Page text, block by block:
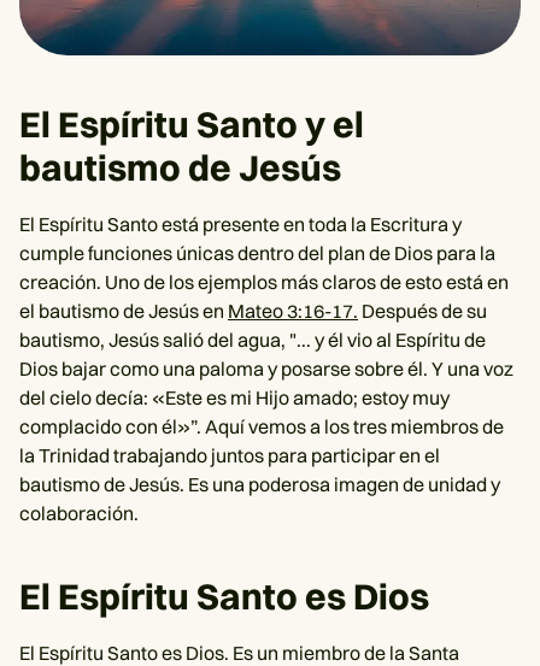
El Espíritu Santo y el
bautismo de Jesús
El Espíritu Santo está presente en toda la Escritura y
cumple funciones únicas dentro del plan de Dios para la
creación. Uno de los ejemplos más claros de esto está en
el bautismo de Jesús en Mateo 3:16-17. Después de su
bautismo, Jesús salió del agua, "... y él vio al Espíritu de
Dios bajar como una paloma y posarse sobre él. Y una voz
del cielo decía: «Este es mi Hijo amado; estoy muy
complacido con él»”. Aquí vemos a los tres miembros de
la Trinidad trabajando juntos para participar en el
bautismo de Jesús. Es una poderosa imagen de unidad y
colaboración.
El Espíritu Santo es Dios
El Espíritu Santo es Dios. Es un miembro de la Santa